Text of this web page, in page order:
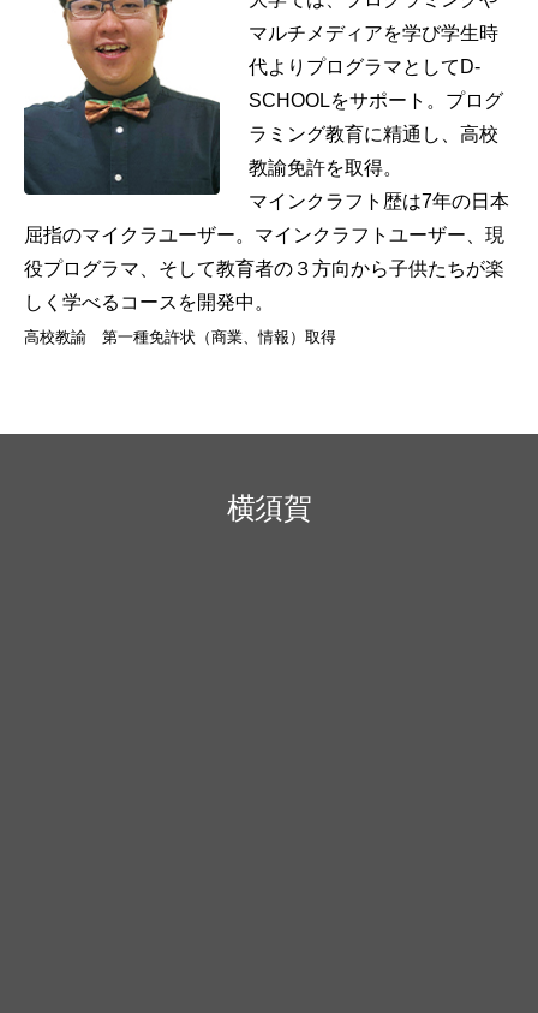
マルチメディアを学び学生時
代よりプログラマとしてD-
SCHOOLをサポート。プログ
ラミング教育に精通し、高校
教諭免許を取得。
マインクラフト歴は7年の日本
屈指のマイクラユーザー。マインクラフトユーザー、現
役プログラマ、そして教育者の３方向から子供たちが楽
しく学べるコースを開発中。
高校教諭 第一種免許状（商業、情報）取得
横須賀